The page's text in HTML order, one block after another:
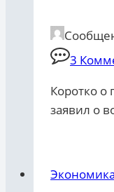
3
Коротко о
заявил о
Экономика